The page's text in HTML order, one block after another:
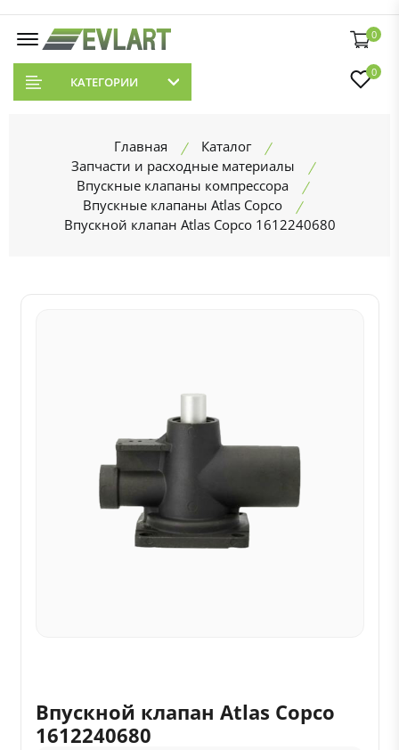
0
КАТЕГОРИИ
0
Главная
Каталог
Запчасти и расходные материалы
Впускные клапаны компрессора
Впускные клапаны Atlas Copco
Впускной клапан Atlas Copco 1612240680
Впускной клапан Atlas Copco
1612240680